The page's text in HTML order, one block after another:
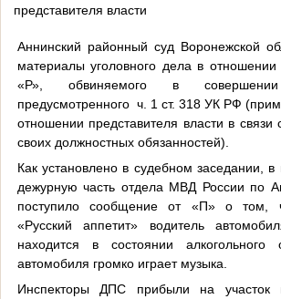
представителя власти
Аннинский районный суд Воронежской
материалы уголовного дела в отношении
«Р», обвиняемого в совершении
предусмотренного ч. 1 ст. 318 УК РФ
отношении представителя власти в
своих должностных обязанностей).
Как установлено в судебном заседании,
дежурную часть отдела МВД России по
поступило сообщение от «П» о том,
«Русский аппетит» водитель
находится в состоянии
автомобиля громко играет музыка.
Инспекторы ДПС прибыли на участок